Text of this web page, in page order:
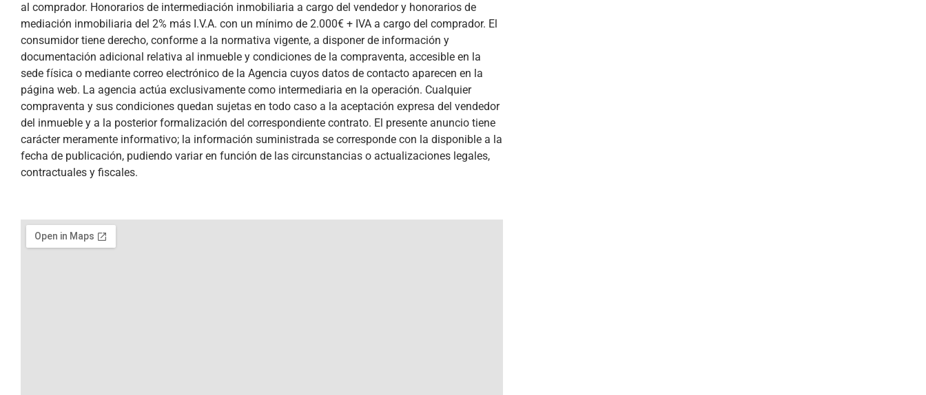
al comprador. Honorarios de intermediación inmobiliaria a cargo del vendedor y honorarios de
mediación inmobiliaria del 2% más I.V.A. con un mínimo de 2.000€ + IVA a cargo del comprador. El
consumidor tiene derecho, conforme a la normativa vigente, a disponer de información y
documentación adicional relativa al inmueble y condiciones de la compraventa, accesible en la
sede física o mediante correo electrónico de la Agencia cuyos datos de contacto aparecen en la
página web. La agencia actúa exclusivamente como intermediaria en la operación. Cualquier
compraventa y sus condiciones quedan sujetas en todo caso a la aceptación expresa del vendedor
del inmueble y a la posterior formalización del correspondiente contrato. El presente anuncio tiene
carácter meramente informativo; la información suministrada se corresponde con la disponible a la
fecha de publicación, pudiendo variar en función de las circunstancias o actualizaciones legales,
contractuales y fiscales.